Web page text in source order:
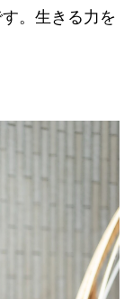
。生きる力を